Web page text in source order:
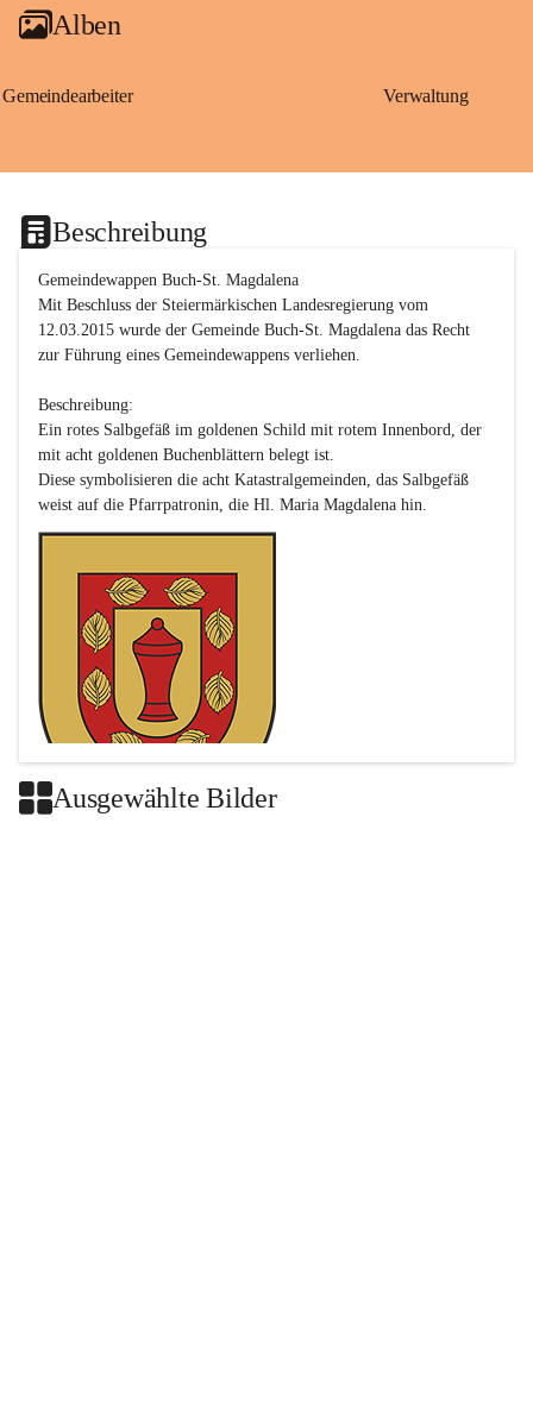
Alben
Gemeindearbeiter Verwaltung
Beschreibung
Gemeindewappen Buch-St. Magdalena
Mit Beschluss der Steiermärkischen Landesregierung vom
12.03.2015 wurde der Gemeinde Buch-St. Magdalena das Recht
zur Führung eines Gemeindewappens verliehen.
Beschreibung:
Ein rotes Salbgefäß im goldenen Schild mit rotem Innenbord, der
mit acht goldenen Buchenblättern belegt ist.
Diese symbolisieren die acht Katastralgemeinden, das Salbgefäß
Ausgewählte Bilder